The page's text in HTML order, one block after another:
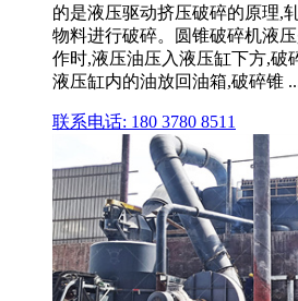
的是液压驱动挤压破碎的原理,
物料进行破碎。圆锥破碎机液
作时,液压油压入液压缸下方,破
液压缸内的油放回油箱,破碎锥
联系电话: 180 3780 8511